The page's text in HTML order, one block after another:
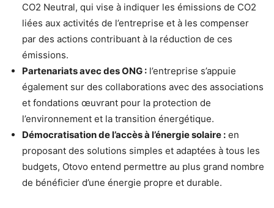
CO2 Neutral, qui vise à indiquer les émissions de CO2
liées aux activités de l’entreprise et à les compenser
par des actions contribuant à la réduction de ces
émissions.
Partenariats avec des ONG : l’entreprise s’appuie
également sur des collaborations avec des associations
et fondations œuvrant pour la protection de
l’environnement et la transition énergétique.
Démocratisation de l’accès à l’énergie solaire : en
proposant des solutions simples et adaptées à tous les
budgets, Otovo entend permettre au plus grand nombre
de bénéficier d’une énergie propre et durable.